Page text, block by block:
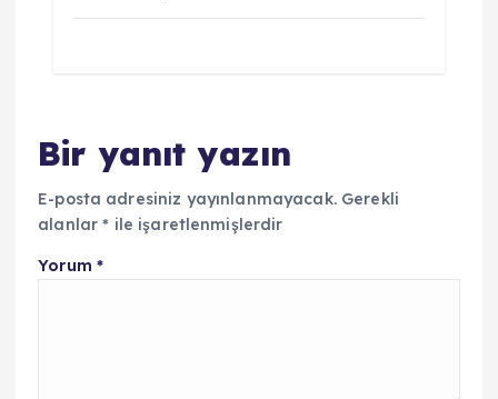
Bir yanıt yazın
E-posta adresiniz yayınlanmayacak. Gerekli
alanlar* ile işaretlenmişlerdir
Yorum *